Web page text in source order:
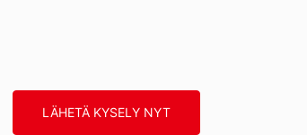
LÄHETÄ KYSELY NYT